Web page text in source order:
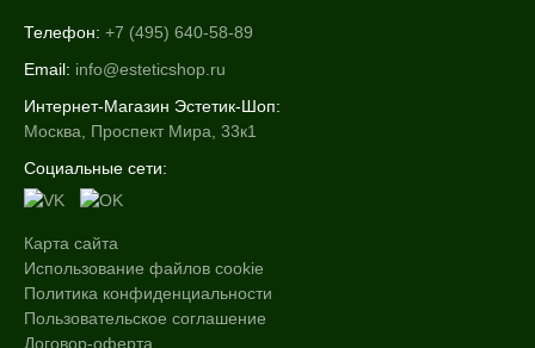
Телефон: +7 (495) 640-58-89
Email: info@esteticshop.ru
Интернет-Магазин Эстетик-Шоп:
Москва, Проспект Мира, 33к1
Социальные сети:
Карта сайта
Использование файлов cookie
Политика конфиденциальности
Пользовательское соглашение
Договор-оферта